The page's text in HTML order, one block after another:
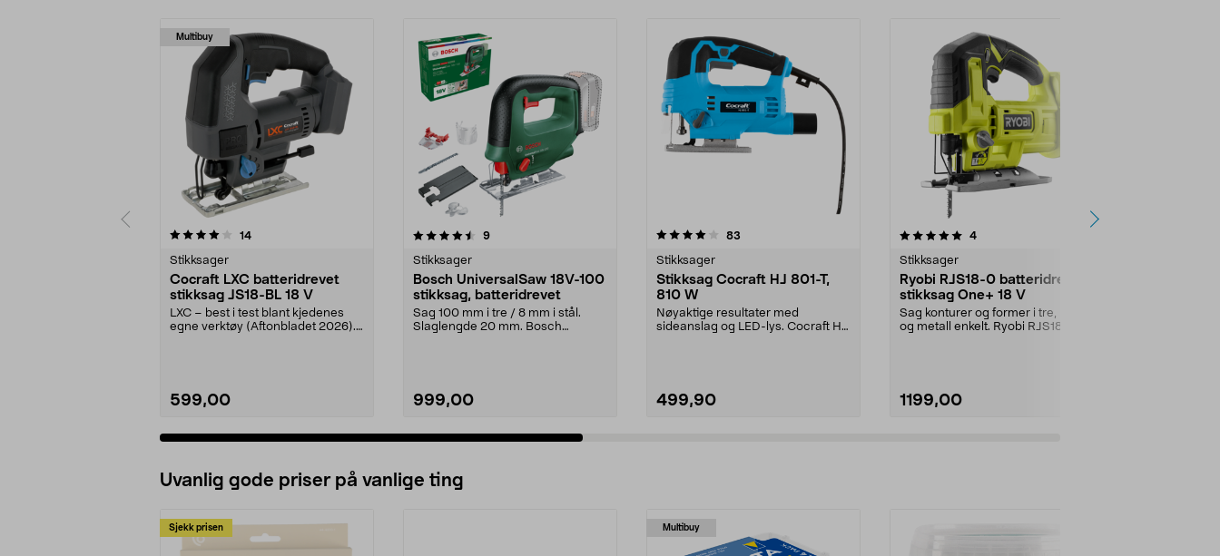
Multibuy
14anmeldelser
Stikksager
Cocraft LXC batteridrevet
stikksag JS18-BL 18 V
LXC – best i test blant kjedenes
egne verktøy (Aftonbladet 2026).
599,00
4.5 av 5 stjerner 9anmeldelser
Stikksager
Bosch UniversalSaw 18V-100
stikksag, batteridrevet
Sag 100 mm i tre / 8 mm i stål.
Slaglengde 20 mm. Bosch
999,00
4.0 av 5 stjerner 83
Stikksager
Stikksag Cocraft HJ 801-T,
810 W
Nøyaktige resultater med
sideanslag og LED-lys. Cocraft HJ
499,90
5.0 av 5 stjerner 4anmeldelser
Stikksager
Ryobi RJS18-0 batteridrevet
stikksag One+ 18 V
Sag konturer og former i tre, plast
og metall enkelt. Ryobi RJS18-0 –
1199,00
4.5 av 5 stjerner
Uvanlig gode priser på vanlige ting
Sjekk prisen Multibuy